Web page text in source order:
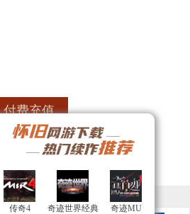
付费充值
游戏官网
传奇4 奇迹世界经典 奇迹MU
传奇4 奇迹世界经典 奇迹MU